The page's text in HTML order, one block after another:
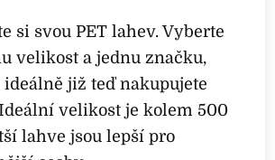
si svou PET lahev. Vyberte
velikost a jednu značku,
ideálně již teď nakupujete
velikost je kolem 500
lahve jsou lepší pro